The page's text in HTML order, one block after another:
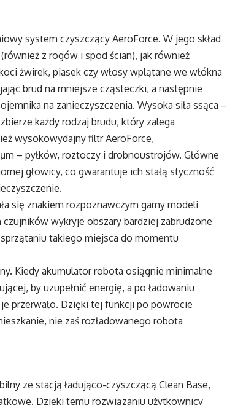
system czyszczący AeroForce. W jego skład
z rogów i spod ścian), jak również
żwirek, piasek czy włosy wplątane we włókna
brud na mniejsze cząsteczki, a następnie
na zanieczyszczenia. Wysoka siła ssąca –
każdy rodzaj brudu, który zalega
wysokowydajny filtr AeroForce,
– pyłków, roztoczy i drobnoustrojów. Główne
głowicy, co gwarantuje ich stałą styczność
się znakiem rozpoznawczym gamy modeli
wykryje obszary bardziej zabrudzone
takiego miejsca do momentu
Kiedy akumulator robota osiągnie minimalne
by uzupełnić energię, a po ładowaniu
przerwało. Dzięki tej funkcji po powrocie
nie zaś rozładowanego robota
ze stacją ładująco-czyszczącą Clean Base,
Dzięki temu rozwiązaniu użytkownicy